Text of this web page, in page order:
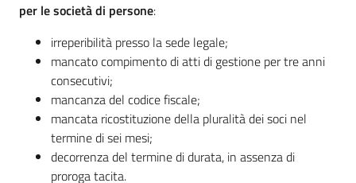
per le società di persone:
irreperibilità presso la sede legale;
mancato compimento di atti di gestione per tre anni
consecutivi;
mancanza del codice fiscale;
mancata ricostituzione della pluralità dei soci nel
termine di sei mesi;
decorrenza del termine di durata, in assenza di
proroga tacita.